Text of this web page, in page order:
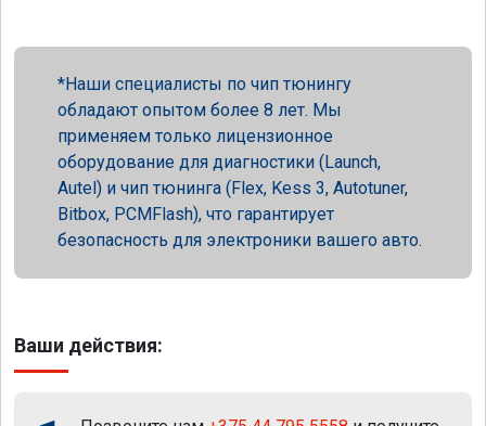
Наши специалисты по чип тюнингу
обладают опытом более 8 лет. Мы
применяем только лицензионное
оборудование для диагностики (Launch,
Autel) и чип тюнинга (Flex, Kess 3, Autotuner,
Bitbox, PCMFlash), что гарантирует
безопасность для электроники вашего авто.
Ваши действия: